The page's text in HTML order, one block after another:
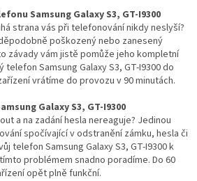
Samsung Galaxy S3, GT-I9300
strana vás při telefonování nikdy neslyší?
poškozený nebo zanesený
závady vám jistě pomůže jeho kompletní
Samsung Galaxy S3, GT-I9300 do
vrátíme do provozu v 90 minutách.
Galaxy S3, GT-I9300
a na zadání hesla nereaguje? Jedinou
spočívající v odstranění zámku, hesla či
telefon Samsung Galaxy S3, GT-I9300 k
problémem snadno poradíme. Do 60
opět plně funkční.